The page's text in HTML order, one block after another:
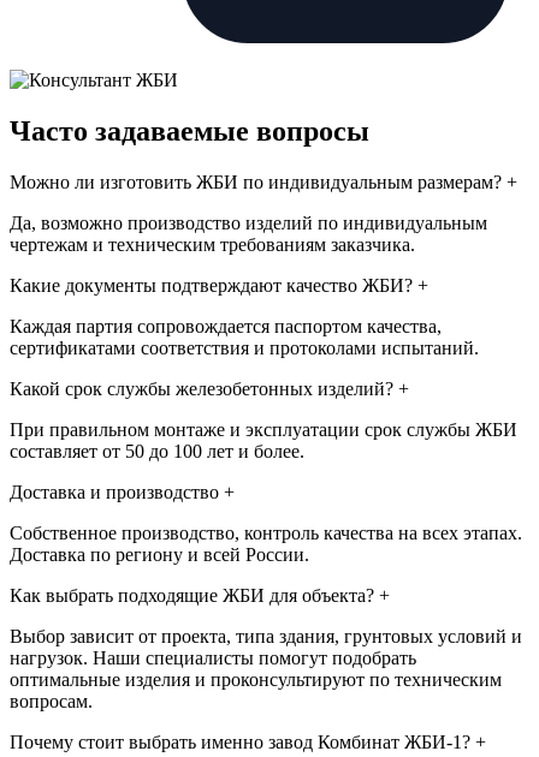
Часто задаваемые вопросы
Можно ли изготовить ЖБИ по индивидуальным размерам? +
Да, возможно производство изделий по индивидуальным
чертежам и техническим требованиям заказчика.
Какие документы подтверждают качество ЖБИ? +
Каждая партия сопровождается паспортом качества,
сертификатами соответствия и протоколами испытаний.
Какой срок службы железобетонных изделий? +
При правильном монтаже и эксплуатации срок службы ЖБИ
составляет от 50 до 100 лет и более.
Доставка и производство +
Собственное производство, контроль качества на всех этапах.
Доставка по региону и всей России.
Как выбрать подходящие ЖБИ для объекта? +
Выбор зависит от проекта, типа здания, грунтовых условий и
нагрузок. Наши специалисты помогут подобрать
оптимальные изделия и проконсультируют по техническим
вопросам.
Почему стоит выбрать именно завод Комбинат ЖБИ-1? +